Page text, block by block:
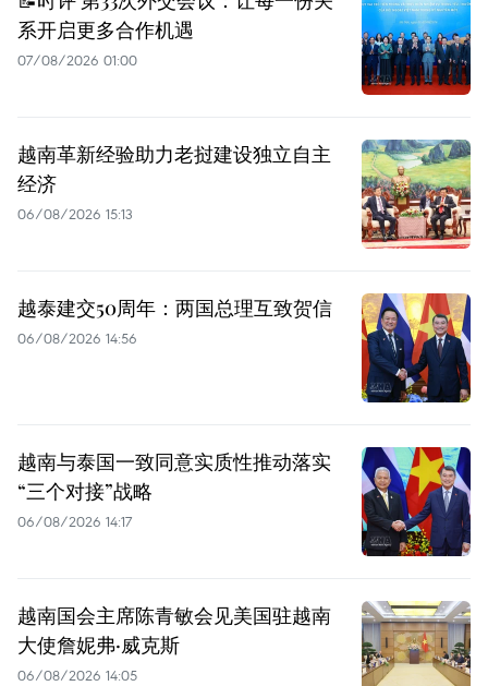
系开启更多合作机遇
07/08/2026 01:00
越南革新经验助力老挝建设独立自主
经济
06/08/2026 15:13
越泰建交50周年：两国总理互致贺信
06/08/2026 14:56
越南与泰国一致同意实质性推动落实
“三个对接”战略
06/08/2026 14:17
越南国会主席陈青敏会见美国驻越南
大使詹妮弗·威克斯
06/08/2026 14:05